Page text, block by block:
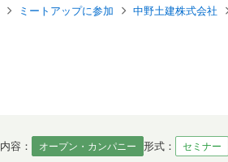
ミートアップに参加 中野土建株式会社
内容： オープン・カンパニー 形式： セミナー